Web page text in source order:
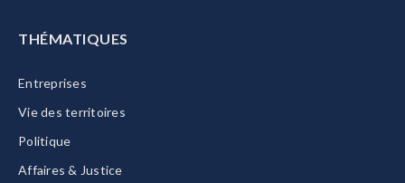
THÉMATIQUES
Entreprises
Vie des territoires
Politique
Affaires & Justice